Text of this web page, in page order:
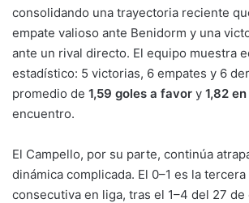
consolidando una trayectoria reciente
empate valioso ante Benidorm y una
ante un rival directo. El equipo muestra
estadístico: 5 victorias, 6 empates y 6
promedio de 1,59 goles a favor y 1,82
encuentro.
El Campello, por su parte, continúa
dinámica complicada. El 0–1 es la
consecutiva en liga, tras el 1–4 del 27 de